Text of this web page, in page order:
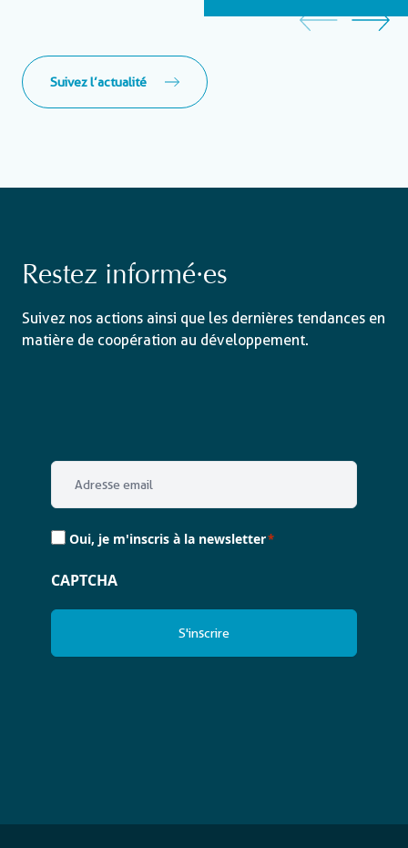
Suivez l’actualité
Restez informé·es
Suivez nos actions ainsi que les dernières tendances en
matière de coopération au développement.
Email
Consent
Oui, je m'inscris à la newsletter*
CAPTCHA